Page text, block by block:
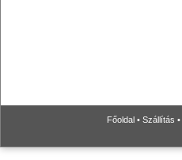
Főoldal • Szállítás •